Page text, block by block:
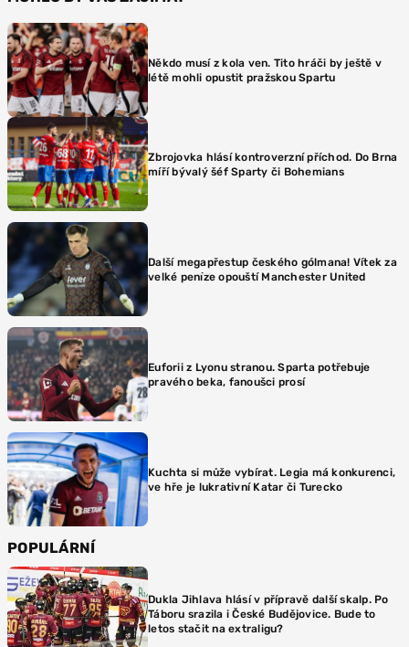
Někdo musí z kola ven. Tito hráči by ještě v
létě mohli opustit pražskou Spartu
Zbrojovka hlásí kontroverzní příchod. Do Brna
míří bývalý šéf Sparty či Bohemians
Další megapřestup českého gólmana! Vítek za
velké peníze opouští Manchester United
Euforii z Lyonu stranou. Sparta potřebuje
pravého beka, fanoušci prosí
Kuchta si může vybírat. Legia má konkurenci,
ve hře je lukrativní Katar či Turecko
POPULÁRNÍ
Dukla Jihlava hlásí v přípravě další skalp. Po
Táboru srazila i České Budějovice. Bude to
letos stačit na extraligu?